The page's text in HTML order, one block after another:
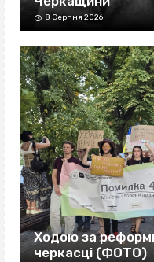
8 Серпня 2026
Ходою за
черкасці (ФОТО)